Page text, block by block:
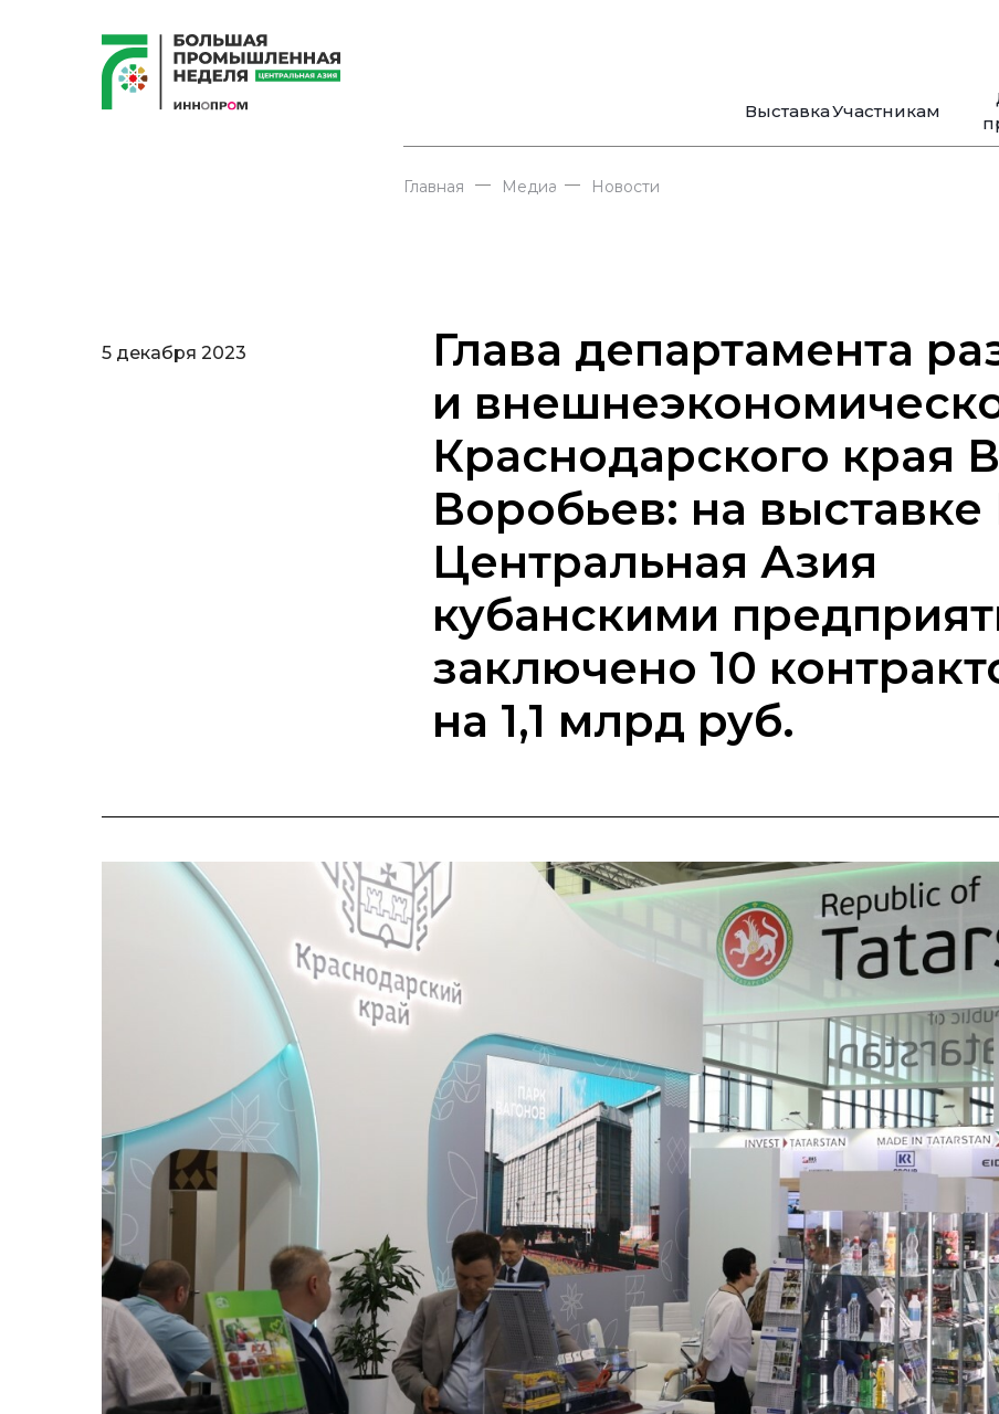
ВыставкаУчастникам
Главная Новости
— Медиа —
Глава департамента
и
Краснодарского края
Воробьев: на
Центральная Азия
кубанскими
заключено 10
на 1,1 млрд руб.
5 декабря 2023